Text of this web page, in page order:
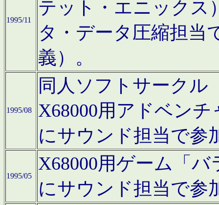
1995/11
テット・エニックス
タ・データ圧縮担当
義）。
1995/08
同人ソフトサークル
X68000用アドベン
にサウンド担当で参
1995/05
X68000用ゲーム「
にサウンド担当で参